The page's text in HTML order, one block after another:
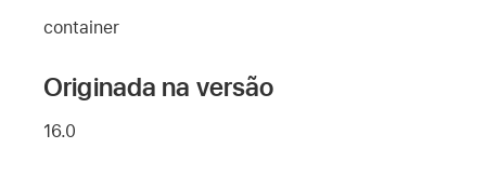
container
Originada na versão
16.0